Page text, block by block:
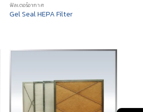
ฟิลเตอร์อากาศ
Gel Seal HEPA Filter